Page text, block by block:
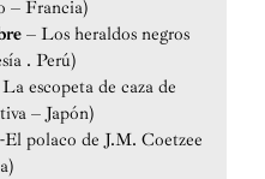
– Francia)
– Los heraldos negros
. Perú)
escopeta de caza de
– Japón)
-El polaco de J.M. Coetzee